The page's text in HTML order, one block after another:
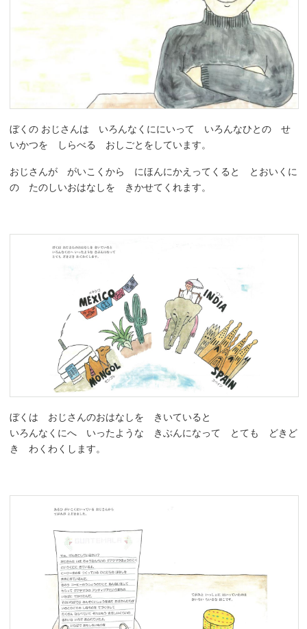
ぼくの おじさんは いろんなくににいって いろんなひとの せ
いかつを しらべる おしごとをしています。
おじさんが がいこくから にほんにかえってくると とおいくに
の たのしいおはなしを きかせてくれます。
ぼくは おじさんのおはなしを きいていると
いろんなくにへ いったような きぶんになって とても どきど
き わくわくします。